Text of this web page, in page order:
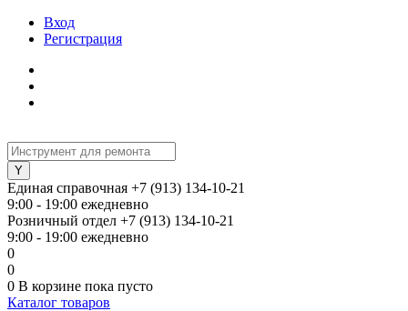
Вход
Регистрация
Единая справочная +7 (913) 134-10-21
9:00 - 19:00 ежедневно
Розничный отдел +7 (913) 134-10-21
9:00 - 19:00 ежедневно
0
0
0 В корзине пока пусто
Каталог товаров